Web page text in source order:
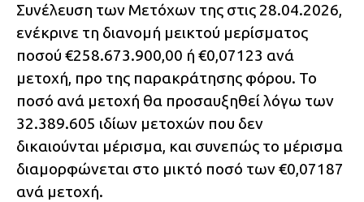
Συνέλευση των Μετόχων της στις 28.04.2026,
ενέκρινε τη διανομή μεικτού μερίσματος
ποσού €258.673.900,00 ή €0,07123 ανά
μετοχή, προ της παρακράτησης φόρου. Το
ποσό ανά μετοχή θα προσαυξηθεί λόγω των
32.389.605 ιδίων μετοχών που δεν
δικαιούνται μέρισμα, και συνεπώς το μέρισμα
διαμορφώνεται στο μικτό ποσό των €0,07187
ανά μετοχή.